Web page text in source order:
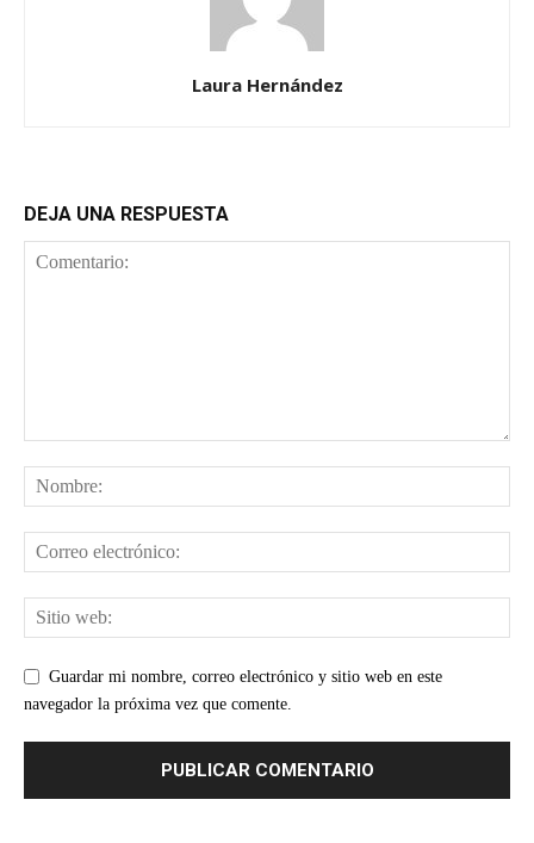
Laura Hernández
DEJA UNA RESPUESTA
Guardar mi nombre, correo electrónico y sitio web en este
navegador la próxima vez que comente.